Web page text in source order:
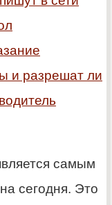
и разрешат ли
самым
сегодня. Это